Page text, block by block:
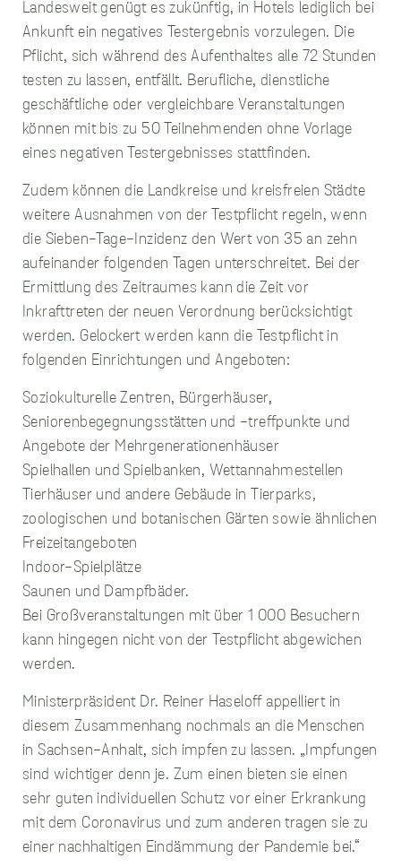
Landesweit genügt es zukünftig, in Hotels lediglich bei
Ankunft ein negatives Testergebnis vorzulegen. Die
Pflicht, sich während des Aufenthaltes alle 72 Stunden
testen zu lassen, entfällt. Berufliche, dienstliche
geschäftliche oder vergleichbare Veranstaltungen
können mit bis zu 50 Teilnehmenden ohne Vorlage
eines negativen Testergebnisses stattfinden.
Zudem können die Landkreise und kreisfreien Städte
weitere Ausnahmen von der Testpflicht regeln, wenn
die Sieben-Tage-Inzidenz den Wert von 35 an zehn
aufeinander folgenden Tagen unterschreitet. Bei der
Ermittlung des Zeitraumes kann die Zeit vor
Inkrafttreten der neuen Verordnung berücksichtigt
werden. Gelockert werden kann die Testpflicht in
folgenden Einrichtungen und Angeboten:
Soziokulturelle Zentren, Bürgerhäuser,
Seniorenbegegnungsstätten und -treffpunkte und
Angebote der Mehrgenerationenhäuser
Spielhallen und Spielbanken, Wettannahmestellen
Tierhäuser und andere Gebäude in Tierparks,
zoologischen und botanischen Gärten sowie ähnlichen
Freizeitangeboten
Indoor-Spielplätze
Saunen und Dampfbäder.
Bei Großveranstaltungen mit über 1 000 Besuchern
kann hingegen nicht von der Testpflicht abgewichen
werden.
Ministerpräsident Dr. Reiner Haseloff appelliert in
diesem Zusammenhang nochmals an die Menschen
in Sachsen-Anhalt, sich impfen zu lassen. „Impfungen
sind wichtiger denn je. Zum einen bieten sie einen
sehr guten individuellen Schutz vor einer Erkrankung
mit dem Coronavirus und zum anderen tragen sie zu
einer nachhaltigen Eindämmung der Pandemie bei.“
Website nicht gezählt,
was einen negativen
Einfluss auf unsere
Website Optimierung
haben kann.
Funktionelle
Cookies
ermöglichen es
unserer Website,
Ihre Präferenzen wie
Ihren
Benutzernamen,
und/oder die
Region, in der Sie
sich befinden, zu
speichern. Diese
Cookies dienen
personalisierte
bereitzustellen.
Diese Cookies
verfolgen nicht Ihre
Browsing-
Aktivitäten auf
anderen Websites.
verfügbar.